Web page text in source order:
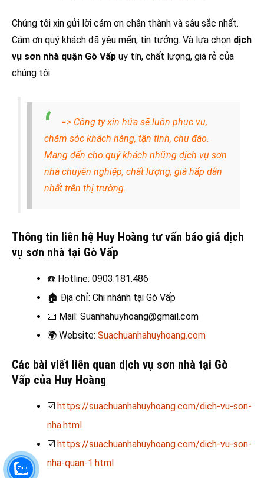
Chúng tôi xin gửi lời cám ơn chân thành và sâu sắc nhất.
Cám ơn quý khách đã yêu mến, tin tưởng. Và lựa chọn dịch
vụ sơn nhà quận Gò Vấp uy tín, chất lượng, giá rẻ của
chúng tôi.
=> Công ty xin hứa sẽ luôn phục vụ,
chăm sóc khách hàng, tận tình, chu đáo.
Mang đến cho quý khách những dịch vụ sơn
nhà chuyên nghiệp, chất lượng, giá hấp dẫn
nhất trên thị trường.
Thông tin liên hệ Huy Hoàng tư vấn báo giá dịch
vụ sơn nhà tại Gò Vấp
☎️ Hotline: 0903.181.486
🏠 Địa chỉ: Chi nhánh tại Gò Vấp
📧 Mail: Suanhahuyhoang@gmail.com
🌍 Website: Suachuanhahuyhoang.com
Các bài viết liên quan dịch vụ sơn nhà tại Gò
Vấp của Huy Hoàng
☑️ https://suachuanhahuyhoang.com/dich-vu-son-
nha.html
☑️ https://suachuanhahuyhoang.com/dich-vu-son-
nha-quan-1.html